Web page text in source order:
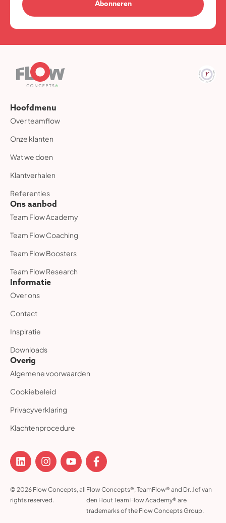
Abonneren
Hoofdmenu
Over teamflow
Onze klanten
Wat we doen
Klantverhalen
Referenties
Ons aanbod
Team Flow Academy
Team Flow Coaching
Team Flow Boosters
Team Flow Research
Informatie
Over ons
Contact
Inspiratie
Downloads
Overig
Algemene voorwaarden
Cookiebeleid
Privacyverklaring
Klachtenprocedure
© 2026 Flow Concepts, all
rights reserved.
Flow Concepts®, TeamFlow® and Dr. Jef van
den Hout Team Flow Academy® are
trademarks of the Flow Concepts Group.